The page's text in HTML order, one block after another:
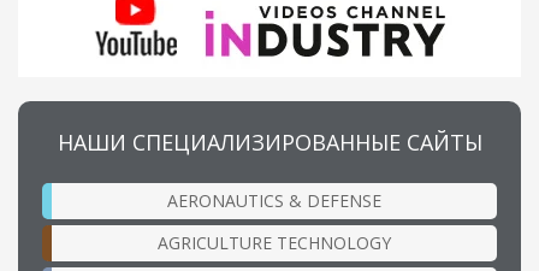
НАШИ СПЕЦИАЛИЗИРОВАННЫЕ САЙТЫ
AERONAUTICS & DEFENSE
AGRICULTURE TECHNOLOGY